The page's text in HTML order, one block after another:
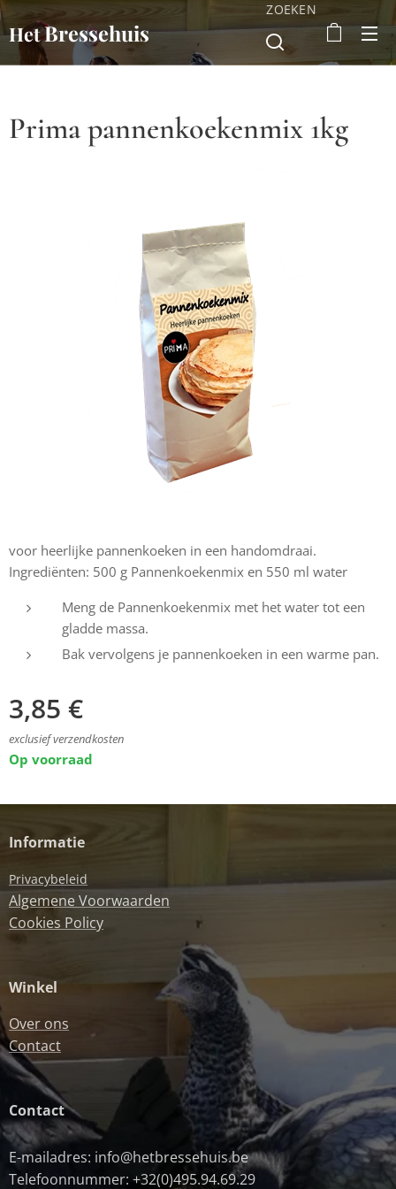
HetBressehuis
ZOEKEN
Prima pannenkoekenmix 1kg
voor heerlijke pannenkoeken in een handomdraai.
Ingrediënten: 500 g Pannenkoekenmix en 550 ml water
Meng de Pannenkoekenmix met het water tot een
gladde massa.
Bak vervolgens je pannenkoeken in een warme pan.
3,85 €
exclusief verzendkosten
Op voorraad
Informatie
Privacybeleid
Algemene Voorwaarden
Cookies Policy
Winkel
Over ons
Contact
Contact
E-mailadres: info@hetbressehuis.be
Telefoonnummer: +32(0)495.94.69.29